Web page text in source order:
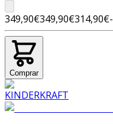
349,90€349,90€314,90€-
Comprar